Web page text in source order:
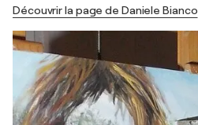
Découvrir la page de Daniele Bianco